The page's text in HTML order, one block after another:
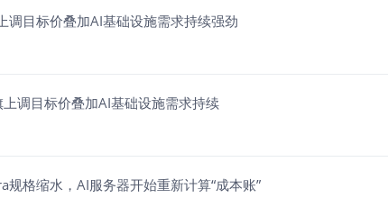
调目标价叠加AI基础设施需求持续强劲
调目标价叠加AI基础设施需求持续
格缩水，AI服务器开始重新计算“成本账”